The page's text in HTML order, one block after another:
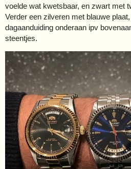
voelde wat kwetsbaar, en zwart met
Verder een zilveren met blauwe
dagaanduiding onderaan ipv
steentjes.